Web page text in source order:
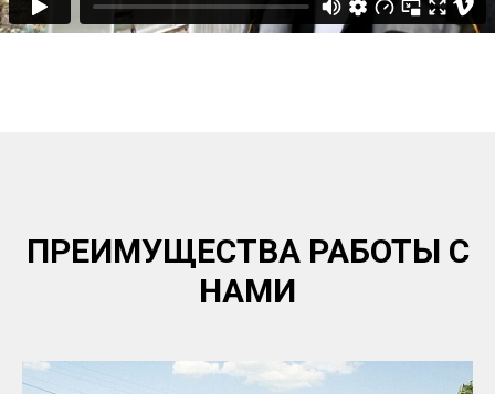
ПРЕИМУЩЕСТВА РАБОТЫ С
НАМИ